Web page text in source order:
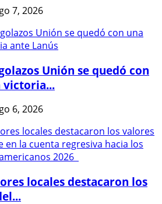
7, 2026
Unión se quedó con
victoria...
6, 2026
locales destacaron los